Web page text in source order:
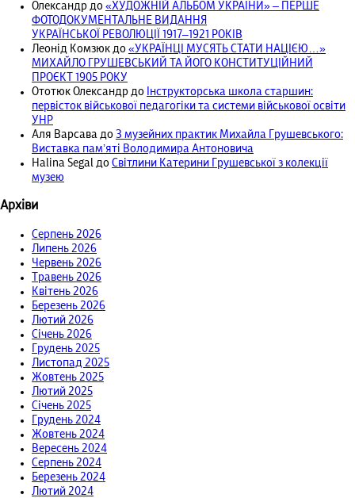
Олександр до «ХУДОЖНІЙ АЛЬБОМ УКРАЇНИ» – ПЕРШЕ
ФОТОДОКУМЕНТАЛЬНЕ ВИДАННЯ
УКРАЇНСЬКОЇ РЕВОЛЮЦІЇ 1917‒1921 РОКІВ
Леонід Комзюк до «УКРАЇНЦІ МУСЯТЬ СТАТИ НАЦІЄЮ…»
МИХАЙЛО ГРУШЕВСЬКИЙ ТА ЙОГО КОНСТИТУЦІЙНИЙ
ПРОЄКТ 1905 РОКУ
Ототюк Олександр до Інструкторська школа старшин:
первісток військової педагогіки та системи військової освіти
УНР
Аля Варсава до З музейних практик Михайла Грушевського:
Виставка пам’яті Володимира Антоновича
Halina Segal до Світлини Катерини Грушевської з колекції
музею
Архіви
Серпень 2026
Липень 2026
Червень 2026
Травень 2026
Квітень 2026
Березень 2026
Лютий 2026
Січень 2026
Грудень 2025
Листопад 2025
Жовтень 2025
Лютий 2025
Січень 2025
Грудень 2024
Жовтень 2024
Вересень 2024
Серпень 2024
Березень 2024
Лютий 2024